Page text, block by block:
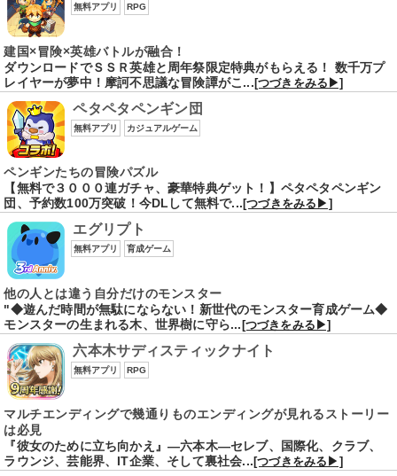
無料アプリ RPG
建国×冒険×英雄バトルが融合！
ダウンロードでＳＳＲ英雄と周年祭限定特典がもらえる！ 数千万プ
レイヤーが夢中！摩訶不思議な冒険譚がこ... [つづきをみる▶]
ペタペタペンギン団
無料アプリ カジュアルゲーム
ペンギンたちの冒険パズル
【無料で３０００連ガチャ、豪華特典ゲット！】ペタペタペンギン
団、予約数100万突破！今DLして無料で...[つづきをみる▶]
エグリプト
無料アプリ 育成ゲーム
他の人とは違う自分だけのモンスター
"◆遊んだ時間が無駄にならない！新世代のモンスター育成ゲーム◆
モンスターの生まれる木、世界樹に守ら... [つづきをみる▶]
六本木サディスティックナイト
無料アプリ RPG
マルチエンディングで幾通りものエンディングが見れるストーリー
は必見
『彼女のために立ち向かえ』―六本木―セレブ、国際化、クラブ、
ラウンジ、芸能界、IT企業、そして裏社会...[つづきをみる▶]